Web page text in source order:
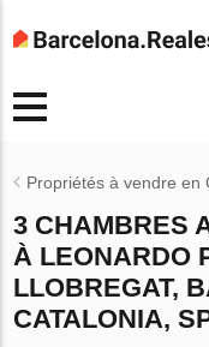
Propriétés à vendre en
3 CHAMBRES
À LEONARDO
LLOBREGAT,
CATALONIA,